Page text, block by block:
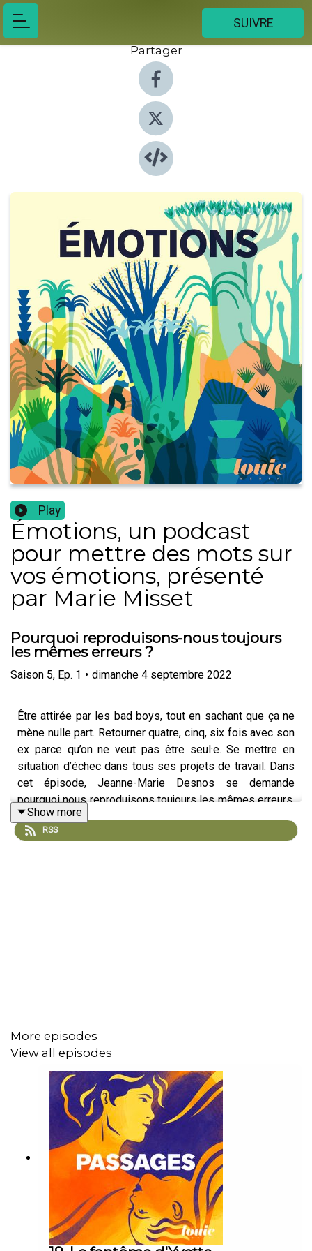
SUIVRE
Partager
Play
Émotions, un podcast
pour mettre des mots sur
vos émotions, présenté
par Marie Misset
Pourquoi reproduisons-nous toujours
les mêmes erreurs ?
Saison 5, Ep. 1 • dimanche 4 septembre 2022
Être attirée par les bad boys, tout en sachant que ça ne
mène nulle part. Retourner quatre, cinq, six fois avec son
ex parce qu’on ne veut pas être seul·e. Se mettre en
situation d’échec dans tous ses projets de travail. Dans
cet épisode, Jeanne-Marie Desnos se demande
pourquoi nous reproduisons toujours les mêmes erreurs.
Elle donne la parole à Cory, une jeune femme qui n’a
longtemps pas pu s’empêcher de mentir à ses ami.es; au
émotions négatives
Le sketch de Fanny Ruwet
La thérapie des schémas, approche cognitive des
troubles de la personnalité
Le cerveau et la pensée: un livre pour en savoir
plus sur les sciences cognitives.
Système 2 - Comment développer notre esprit
critique ?: un podcast où intervient aussi Samah
Lena Coutrot est la nouvelle productrice d'Émotions,
Show more
RSS
More episodes
View all episodes